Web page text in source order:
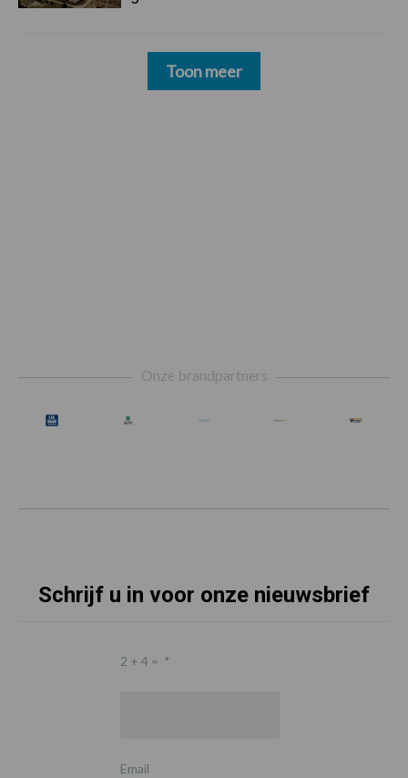
Toon meer
Onze brandpartners
Schrijf u in voor onze nieuwsbrief
2 + 4 = *
Email